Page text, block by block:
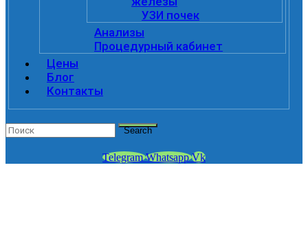
УЗИ почек
Анализы
Процедурный кабинет
Цены
Блог
Контакты
Search
Telegram Whatsapp Vk